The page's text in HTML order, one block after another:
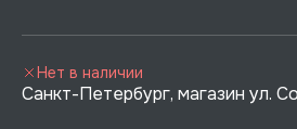
Санкт-Петербург, магазин ул.
Нет в наличии